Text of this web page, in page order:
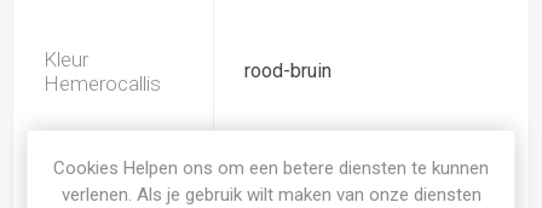
Kleur
Hemerocallis
rood-bruin
Spider
Cookies Helpen ons om een betere diensten te kunnen
verlenen. Als je gebruik wilt maken van onze diensten